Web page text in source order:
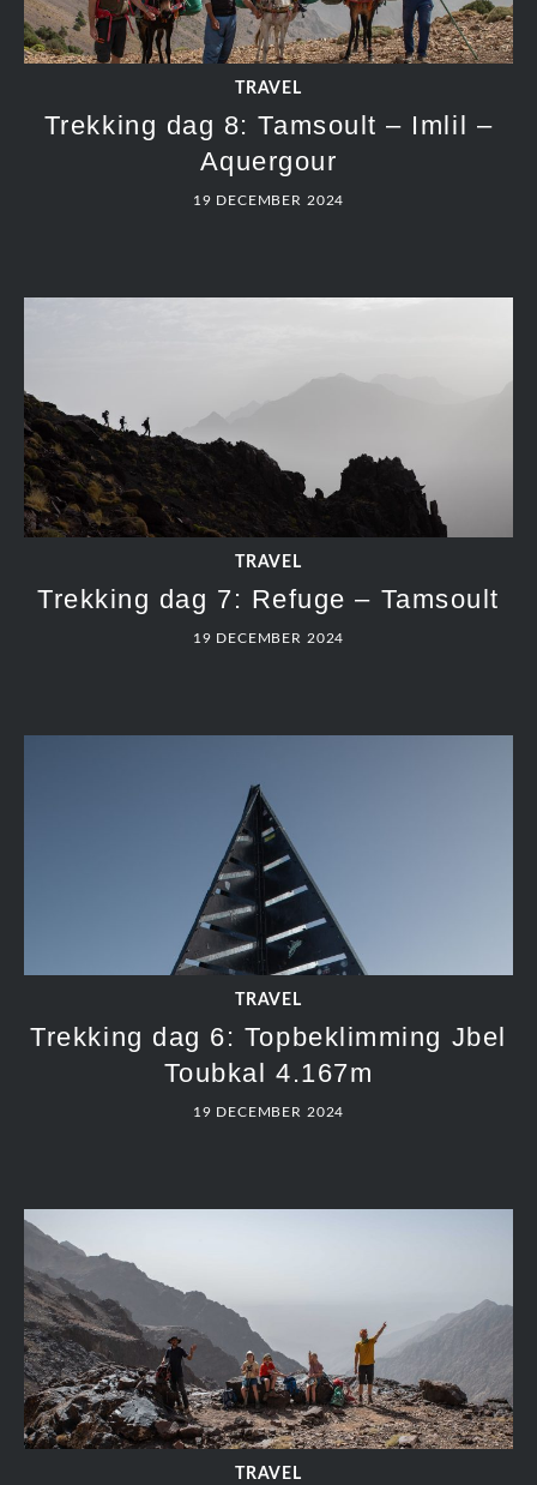
TRAVEL
Trekking dag 8: Tamsoult – Imlil –
Aquergour
19 DECEMBER 2024
TRAVEL
Trekking dag 7: Refuge – Tamsoult
19 DECEMBER 2024
TRAVEL
Trekking dag 6: Topbeklimming Jbel
Toubkal 4.167m
19 DECEMBER 2024
TRAVEL